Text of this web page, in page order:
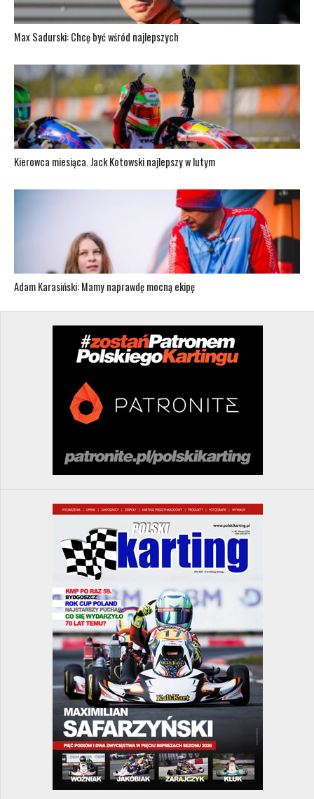
Max Sadurski: Chcę być wśród najlepszych
Kierowca miesiąca. Jack Kotowski najlepszy w lutym
Adam Karasiński: Mamy naprawdę mocną ekipę